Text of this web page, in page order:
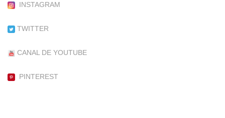
INSTAGRAM
TWITTER
CANAL DE YOUTUBE
PINTEREST